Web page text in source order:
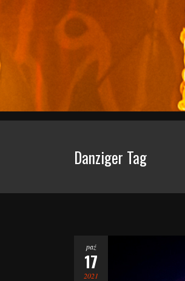
Danziger Tag
paź
17
2021